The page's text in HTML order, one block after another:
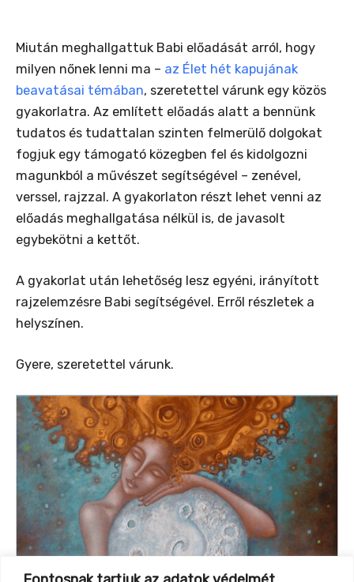
Miután meghallgattuk Babi előadását arról, hogy
milyen nőnek lenni ma – az Élet hét kapujának
beavatásai témában, szeretettel várunk egy közös
gyakorlatra. Az említett előadás alatt a bennünk
tudatos és tudattalan szinten felmerülő dolgokat
fogjuk egy támogató közegben fel és kidolgozni
magunkból a művészet segítségével – zenével,
verssel, rajzzal. A gyakorlaton részt lehet venni az
előadás meghallgatása nélkül is, de javasolt
egybekötni a kettőt.
A gyakorlat után lehetőség lesz egyéni, irányított
rajzelemzésre Babi segítségével. Erről részletek a
helyszínen.
Gyere, szeretettel várunk.